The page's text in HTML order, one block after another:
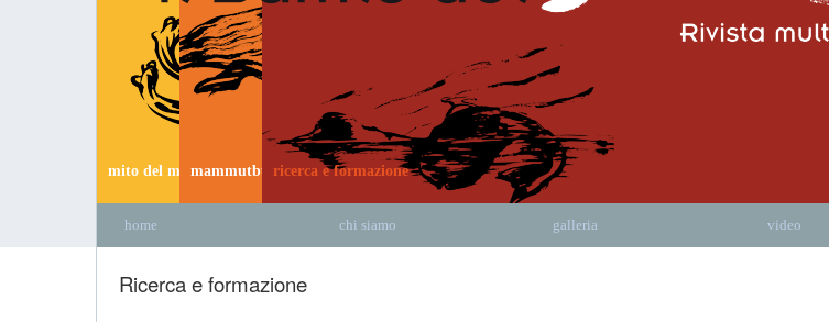
mito del mammutmammutbusricerca e formazione
home chi siamo galleria video
Ricerca e formazione